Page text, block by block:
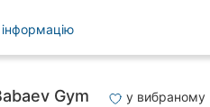
інформацію
Gym у вибраному